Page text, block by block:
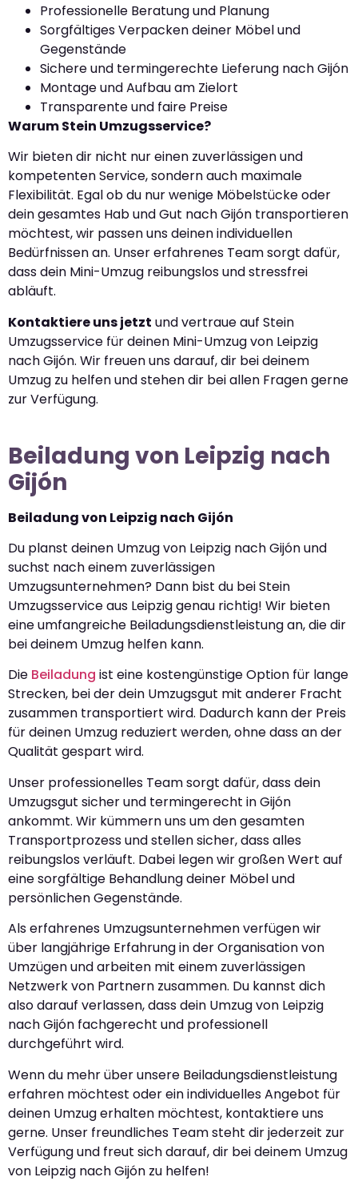
Professionelle Beratung und Planung
Sorgfältiges Verpacken deiner Möbel und
Gegenstände
Sichere und termingerechte Lieferung nach Gijón
Montage und Aufbau am Zielort
Transparente und faire Preise
Warum Stein Umzugsservice?
Wir bieten dir nicht nur einen zuverlässigen und
kompetenten Service, sondern auch maximale
Flexibilität. Egal ob du nur wenige Möbelstücke oder
dein gesamtes Hab und Gut nach Gijón transportieren
möchtest, wir passen uns deinen individuellen
Bedürfnissen an. Unser erfahrenes Team sorgt dafür,
dass dein Mini-Umzug reibungslos und stressfrei
abläuft.
Kontaktiere uns jetzt und vertraue auf Stein
Umzugsservice für deinen Mini-Umzug von Leipzig
nach Gijón. Wir freuen uns darauf, dir bei deinem
Umzug zu helfen und stehen dir bei allen Fragen gerne
zur Verfügung.
Beiladung von Leipzig nach
Gijón
Beiladung von Leipzig nach Gijón
Du planst deinen Umzug von Leipzig nach Gijón und
suchst nach einem zuverlässigen
Umzugsunternehmen? Dann bist du bei Stein
Umzugsservice aus Leipzig genau richtig! Wir bieten
eine umfangreiche Beiladungsdienstleistung an, die dir
bei deinem Umzug helfen kann.
Die Beiladung ist eine kostengünstige Option für lange
Strecken, bei der dein Umzugsgut mit anderer Fracht
zusammen transportiert wird. Dadurch kann der Preis
für deinen Umzug reduziert werden, ohne dass an der
Qualität gespart wird.
Unser professionelles Team sorgt dafür, dass dein
Umzugsgut sicher und termingerecht in Gijón
ankommt. Wir kümmern uns um den gesamten
Transportprozess und stellen sicher, dass alles
reibungslos verläuft. Dabei legen wir großen Wert auf
eine sorgfältige Behandlung deiner Möbel und
persönlichen Gegenstände.
Als erfahrenes Umzugsunternehmen verfügen wir
über langjährige Erfahrung in der Organisation von
Umzügen und arbeiten mit einem zuverlässigen
Netzwerk von Partnern zusammen. Du kannst dich
also darauf verlassen, dass dein Umzug von Leipzig
nach Gijón fachgerecht und professionell
durchgeführt wird.
Wenn du mehr über unsere Beiladungsdienstleistung
erfahren möchtest oder ein individuelles Angebot für
deinen Umzug erhalten möchtest, kontaktiere uns
gerne. Unser freundliches Team steht dir jederzeit zur
Verfügung und freut sich darauf, dir bei deinem Umzug
von Leipzig nach Gijón zu helfen!